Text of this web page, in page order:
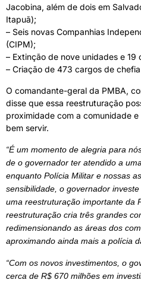
Jacobina, além de dois em
Itapuã);
– Seis novas Companhias
(CIPM);
– Extinção de nove unidades e 19
– Criação de 473 cargos de
O comandante-geral da PMBA,
disse que essa reestruturação
proximidade com a comunidade
bem servir.
“É um momento de alegria para
de o governador ter atendido a
enquanto Polícia Militar e nossas
sensibilidade, o governador
uma reestruturação importante da
reestruturação cria três grandes
redimensionando as áreas dos
aproximando ainda mais a polícia
“Com os novos investimentos, o
cerca de R$ 670 milhões em